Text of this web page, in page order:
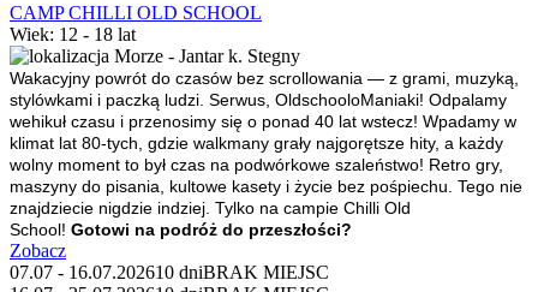
CAMP CHILLI OLD SCHOOL
Wiek: 12 - 18 lat
Morze - Jantar k. Stegny
Wakacyjny powrót do czasów bez scrollowania — z grami, muzyką,
stylówkami i paczką ludzi. Serwus, OldschooloManiaki! Odpalamy
wehikuł czasu i przenosimy się o ponad 40 lat wstecz! Wpadamy w
klimat lat 80-tych, gdzie walkmany grały najgorętsze hity, a każdy
wolny moment to był czas na podwórkowe szaleństwo! Retro gry,
maszyny do pisania, kultowe kasety i życie bez pośpiechu. Tego nie
znajdziecie nigdzie indziej. Tylko na campie Chilli Old
School! Gotowi na podróż do przeszłości?
Zobacz
07.07 - 16.07.202610 dniBRAK MIEJSC